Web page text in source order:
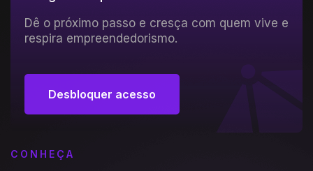
Dê o próximo passo e cresça com quem vive e
respira empreendedorismo.
Desbloquer acesso
CONHEÇA